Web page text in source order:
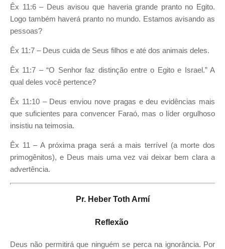
Êx 11:6 – Deus avisou que haveria grande pranto no Egito.
Logo também haverá pranto no mundo. Estamos avisando as
pessoas?
Êx 11:7 – Deus cuida de Seus filhos e até dos animais deles.
Êx 11:7 – “O Senhor faz distinção entre o Egito e Israel.” A
qual deles você pertence?
Êx 11:10 – Deus enviou nove pragas e deu evidências mais
que suficientes para convencer Faraó, mas o líder orgulhoso
insistiu na teimosia.
Êx 11 – A próxima praga será a mais terrível (a morte dos
primogênitos), e Deus mais uma vez vai deixar bem clara a
advertência.
Pr.Heber Toth Armí
Reflexão
Deus não permitirá que ninguém se perca na ignorância. Por